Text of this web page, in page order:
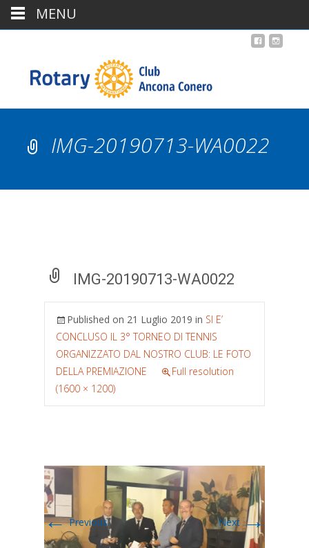
IMG-20190713-WA0022
IMG-20190713-WA0022
Published on 21 Luglio 2019 in SI E’
CONCLUSO IL 3° TORNEO DI TENNIS
ORGANIZZATO DAL NOSTRO CLUB: LE FOTO
DELLA PREMIAZIONE
Full resolution
(1600 × 1200)
←Previous Next →
MENU